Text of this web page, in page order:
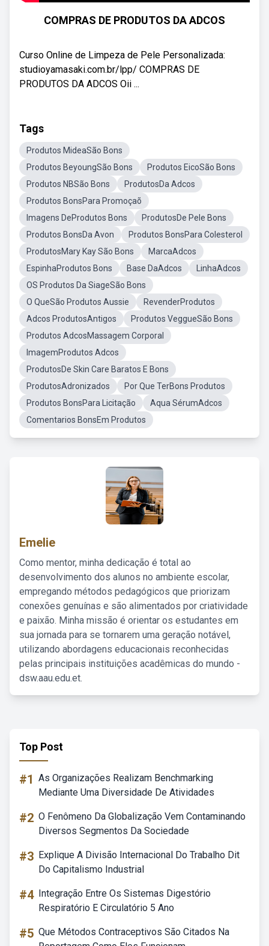
COMPRAS DE PRODUTOS DA ADCOS
Curso Online de Limpeza de Pele Personalizada:
studioyamasaki.com.br/lpp/ COMPRAS DE
PRODUTOS DA ADCOS Oii ...
Tags
Produtos MideaSão Bons
Produtos BeyoungSão Bons
Produtos EicoSão Bons
Produtos NBSão Bons
ProdutosDa Adcos
Produtos BonsPara Promoçaõ
Imagens DeProdutos Bons
ProdutosDe Pele Bons
Produtos BonsDa Avon
Produtos BonsPara Colesterol
ProdutosMary Kay São Bons
MarcaAdcos
EspinhaProdutos Bons
Base DaAdcos
LinhaAdcos
OS Produtos Da SiageSão Bons
O QueSão Produtos Aussie
RevenderProdutos
Adcos ProdutosAntigos
Produtos VeggueSão Bons
Produtos AdcosMassagem Corporal
ImagemProdutos Adcos
ProdutosDe Skin Care Baratos E Bons
ProdutosAdronizados
Por Que TerBons Produtos
Produtos BonsPara Licitação
Aqua SérumAdcos
Comentarios BonsEm Produtos
Emelie
Como mentor, minha dedicação é total ao
desenvolvimento dos alunos no ambiente escolar,
empregando métodos pedagógicos que priorizam
conexões genuínas e são alimentados por criatividade
e paixão. Minha missão é orientar os estudantes em
sua jornada para se tornarem uma geração notável,
utilizando abordagens educacionais reconhecidas
pelas principais instituições acadêmicas do mundo -
dsw.aau.edu.et.
Top Post
#1 As Organizações Realizam Benchmarking
Mediante Uma Diversidade De Atividades
#2 O Fenômeno Da Globalização Vem Contaminando
Diversos Segmentos Da Sociedade
#3 Explique A Divisão Internacional Do Trabalho Dit
Do Capitalismo Industrial
#4 Integração Entre Os Sistemas Digestório
Respiratório E Circulatório 5 Ano
#5 Que Métodos Contraceptivos São Citados Na